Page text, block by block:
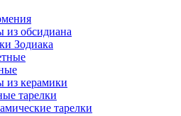
из обсидиана
Зодиака
из керамики
тарелки
тарелки